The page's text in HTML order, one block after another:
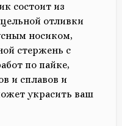
состоит из
отливки
носиком,
стержень с
по пайке,
и сплавов и
украсить ваш